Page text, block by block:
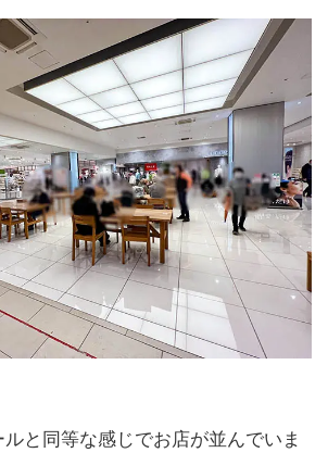
と同等な感じでお店が並んでいま